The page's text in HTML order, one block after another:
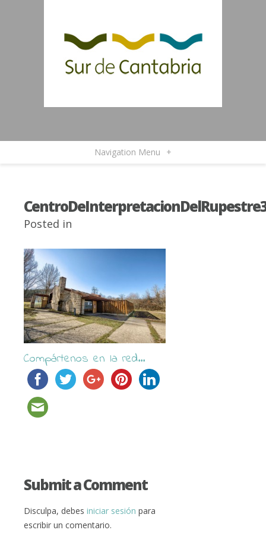
Navigation Menu +
Posted in
Compártenos en la red...
Submit a Comment
Disculpa, debes iniciar sesión para
escribir un comentario.